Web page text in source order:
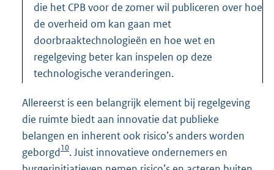
die het CPB voor de zomer wil publiceren over hoe
de overheid om kan gaan met
doorbraaktechnologieën en hoe wet en
regelgeving beter kan inspelen op deze
technologische veranderingen.
Allereerst is een belangrijk element bij regelgeving
die ruimte biedt aan innovatie dat publieke
belangen en inherent ook risico’s anders worden
geborgd10. Juist innovatieve ondernemers en